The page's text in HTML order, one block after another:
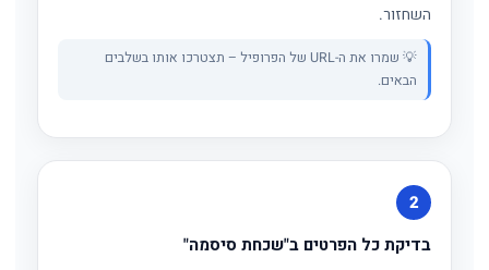
השחזור.
💡 שמרו את ה-URL של הפרופיל – תצטרכו אותו בשלבים
הבאים.
2
בדיקת כל הפרטים ב"שכחת סיסמה"